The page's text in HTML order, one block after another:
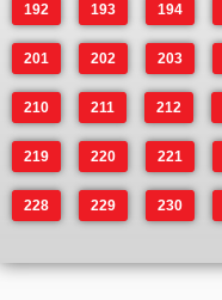
192 193 194
201 202 203
210 211 212
219 220 221
228 229 230